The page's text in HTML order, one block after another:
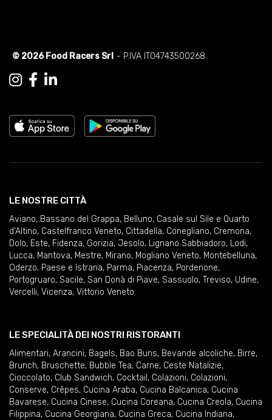
© 2026 Food Racers Srl - P.IVA IT04743500268
LE NOSTRE CITTÀ
Aviano, Bassano del Grappa, Belluno, Casale sul Sile e Quarto
d'Altino, Castelfranco Veneto, Cittadella, Conegliano, Cremona,
Dolo, Este, Fidenza, Gorizia, Jesolo, Lignano Sabbiadoro, Lodi,
Lucca, Mantova, Mestre, Mirano, Mogliano Veneto, Montebelluna,
Oderzo, Paese e Istrana, Parma, Piacenza, Pordenone,
Portogruaro, Sacile, San Donà di Piave, Sassuolo, Treviso, Udine,
Vercelli, Vicenza, Vittorio Veneto
LE SPECIALITÀ DEI NOSTRI RISTORANTI
Alimentari, Arancini, Bagels, Bao Buns, Bevande alcoliche, Birre,
Brunch, Bruschette, Bubble Tea, Carne, Ceste Natalizie,
Cioccolato, Club Sandwich, Cocktail , Colazioni, Colazioni,
Conserve, Crêpes, Cucina Araba, Cucina Balcanica, Cucina
Bavarese, Cucina Cinese, Cucina Coreana, Cucina Creola, Cucina
Filippina, Cucina Georgiana, Cucina Greca, Cucina Indiana,